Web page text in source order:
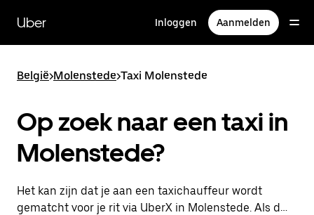
naar
hoofdinhoud
Uber Inloggen Aanmelden
België>Molenstede>Taxi Molenstede
Op zoek naar een taxi in
Molenstede?
Het kan zijn dat je aan een taxichauffeur wordt
gematcht voor je rit via UberX in Molenstede. Als dat